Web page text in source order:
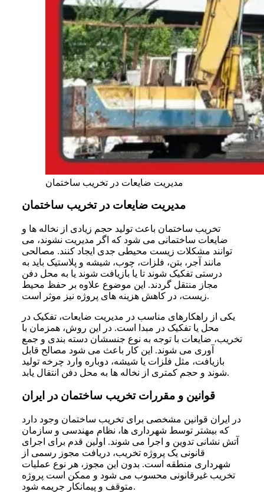
مدیریت ضایعات در تخریب ساختمان
مدیریت ضایعات در تخریب ساختمان
تخریب ساختمان باعث تولید حجم زیادی از نخاله ها و
ضایعات ساختمانی می شود که اگر مدیریت نشوند، می
توانند مشکلات زیست محیطی جدی ایجاد کنند. مصالحی
مانند آجر، بتن، فلزات، چوب، شیشه و پلاستیک باید به
درستی تفکیک شوند تا یا بازیافت شوند یا به محل دفن
مجاز منتقل گردند. این موضوع علاوه بر حفظ محیط
زیست، در کاهش هزینه های پروژه نیز موثر است.
یکی از راهکارهای مناسب در مدیریت ضایعات، تفکیک در
محل یا تفکیک در مبدا است. در این روش، همزمان با
تخریب، ضایعات با توجه به نوع جنسشان دسته بندی و جمع
آوری می شوند. این کار باعث می شود مصالح قابل
بازیافت، مثل فلزات یا شیشه، دوباره وارد چرخه تولید
شوند و حجم کمتری از نخاله ها به محل دفن انتقال یابد.
قوانین و مقررات تخریب ساختمان در ایران
در ایران قوانین مشخصی برای تخریب ساختمان وجود دارد
که بیشتر توسط شهرداری ها، نظام مهندسی و سازمان
آتش نشانی تدوین و اجرا می شوند. اولین قدم برای اجرای
قانونی یک پروژه تخریب، دریافت مجوز رسمی از
شهرداری منطقه است. بدون این مجوز، هر نوع عملیات
تخریب غیرقانونی محسوب می شود و ممکن است پروژه
متوقف و پیمانکار جریمه شود.